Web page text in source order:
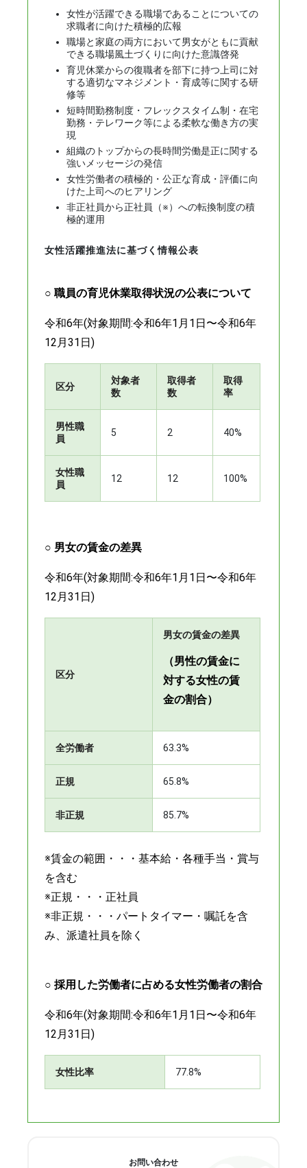
女性が活躍できる職場であることについての
求職者に向けた積極的広報
職場と家庭の両方において男女がともに貢献
できる職場風土づくりに向けた意識啓発
育児休業からの復職者を部下に持つ上司に対
する適切なマネジメント・育成等に関する研
修等
短時間勤務制度・フレックスタイム制・在宅
勤務・テレワーク等による柔軟な働き方の実
現
組織のトップからの長時間労働是正に関する
強いメッセージの発信
女性労働者の積極的・公正な育成・評価に向
けた上司へのヒアリング
非正社員から正社員（※）への転換制度の積
極的運用
女性活躍推進法に基づく情報公表
○ 職員の育児休業取得状況の公表について
令和6年(対象期間:令和6年1月1日〜令和6年
12月31日)
区分
対象者
数
取得者
数
取得
率
男性職
員
5 2 40%
女性職
員
12 12 100%
○ 男女の賃金の差異
令和6年(対象期間:令和6年1月1日〜令和6年
12月31日)
区分
男女の賃金の差異
（男性の賃金に
対する女性の賃
金の割合）
全労働者 63.3%
正規 65.8%
非正規 85.7%
※賃金の範囲・・・基本給・各種手当・賞与
を含む
※正規・・・正社員
※非正規・・・パートタイマー・嘱託を含
み、派遣社員を除く
○ 採用した労働者に占める女性労働者の割合
令和6年(対象期間:令和6年1月1日〜令和6年
12月31日)
女性比率 77.8%
お問い合わせ